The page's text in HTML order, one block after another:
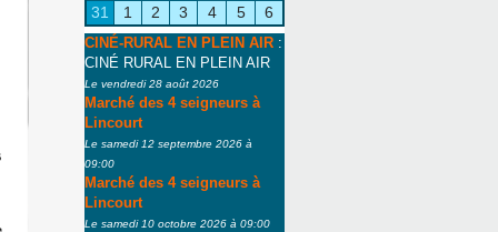
31
1 2 3 4 5 6
CINÉ-RURAL EN PLEIN AIR :
CINÉ RURAL EN PLEIN AIR
Le vendredi 28 août 2026
Marché des 4 seigneurs à
Lincourt
Le samedi 12 septembre 2026 à
09:00
Marché des 4 seigneurs à
Lincourt
Le samedi 10 octobre 2026 à 09:00